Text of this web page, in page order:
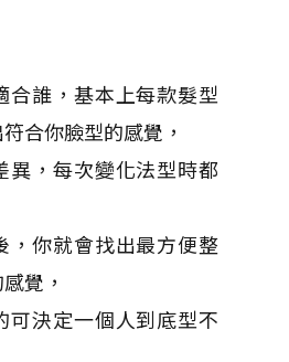
合誰，基本上每款髮型
合你臉型的感覺，
異，每次變化法型時都
，你就會找出最方便整
覺，
可決定一個人到底型不